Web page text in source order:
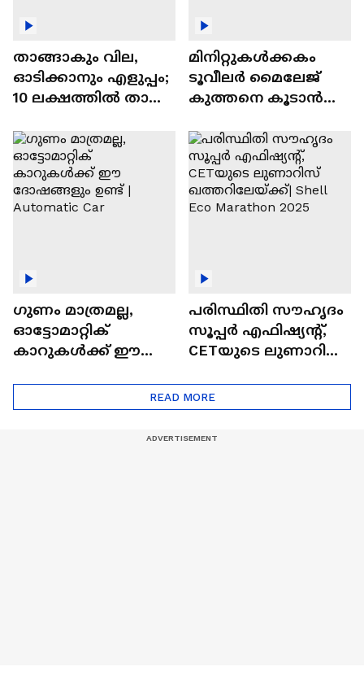
താങ്ങാകും വില,
ഓടിക്കാനും എളുപ്പം;
10 ലക്ഷത്തിൽ താഴെ
ഓട്ടോമാറ്റിക്ക്
എസ്‍യുവികൾ
മിനിറ്റുകൾക്കകം
ടൂവീലർ മൈലേജ്
കുത്തനെ കൂടാൻ
ഗുണം മാത്രമല്ല,
ഓട്ടോമാറ്റിക്
കാറുകൾക്ക് ഈ
പരിസ്ഥിതി സൗഹൃദം
സൂപ്പർ എഫിഷ്യന്റ്,
CETയുടെ ലുണാറിസ്
Eco Marathon 2025
READ MORE